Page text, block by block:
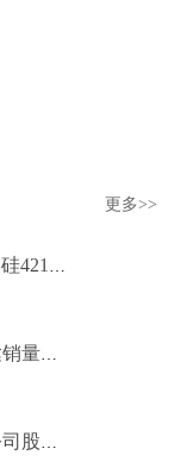
更多>>
【焦点热闻】PriceSeek提醒：广东金属硅421#价格下调20元/吨
速腾聚创：2025年机器人领域激光雷达销量同比增长1141.8%
华之杰：拟3000万元至5000万元回购公司股份-焦点速看